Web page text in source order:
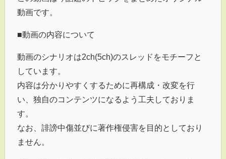
動画です。
■動画の内容について
動画のシナリオは2ch(5ch)のスレッドをモチーフと
しています。
内容は分かりやすくするために再構成・改変を行
い、独自のコンテンツになるよう工夫しておりま
す。
なお、誹謗中傷並びに著作権侵害を目的としており
ません。